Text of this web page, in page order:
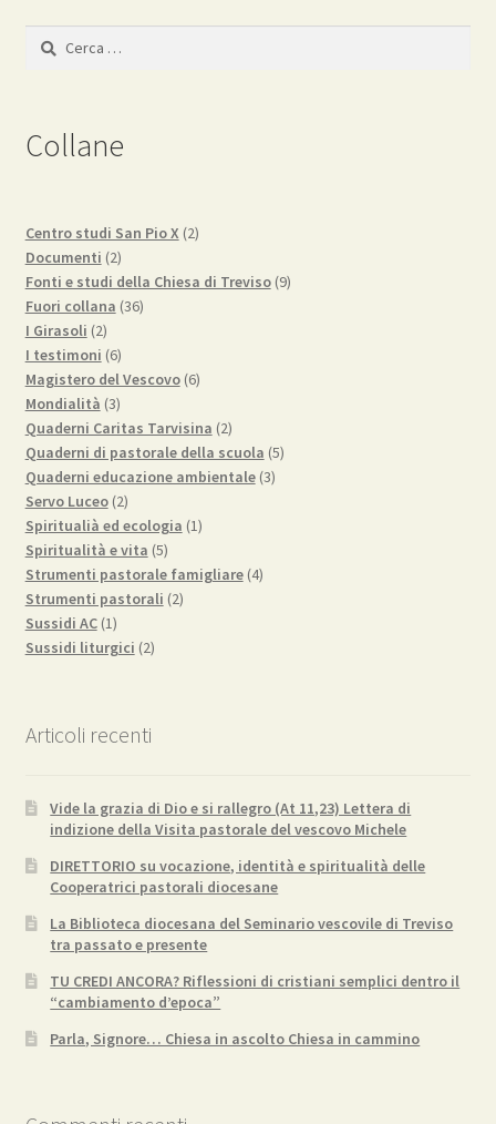
Ricerca
Collane
Centro studi San Pio X 22
Documenti 22
prodotti
Fonti e studi della Chiesa di Treviso 99
Fuori collana 3636
I Girasoli 22
prodotti
I testimoni 66
prodotti
Magistero del Vescovo 66
Mondialità 33
prodotti
Quaderni Caritas Tarvisina 22
prodotti
Quaderni di pastorale della scuola 55
Quaderni educazione ambientale 33
Servo Luceo 22
prodotti
Spiritualià ed ecologia 11
Spiritualità e vita 55
prodotti
Strumenti pastorale famigliare 44
Strumenti pastorali 22
Sussidi AC 11
prodotto
Sussidi liturgici 22
Articoli recenti
Vide la grazia di Dio e si rallegro (At 11,23) Lettera di
indizione della Visita pastorale del vescovo Michele
DIRETTORIO su vocazione, identità e spiritualità delle
Cooperatrici pastorali diocesane
La Biblioteca diocesana del Seminario vescovile di Treviso
tra passato e presente
TU CREDI ANCORA? Riflessioni di cristiani semplici dentro il
“cambiamento d’epoca”
Parla, Signore… Chiesa in ascolto Chiesa in cammino